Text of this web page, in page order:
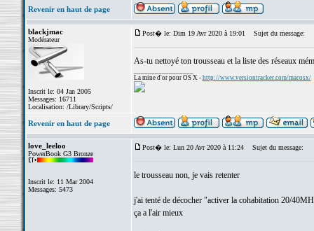
Revenir en haut de page
blackjmac
Modérateur
Inscrit le: 04 Jan 2005
Messages: 16711
Localisation: /Library/Scripts/
Post� le: Dim 19 Avr 2020 à 19:01 Sujet du message:
As-tu nettoyé ton trousseau et la liste des réseaux
La mine d'or pour OS X - http://www.versiontracker.com/macosx/
Revenir en haut de page
love_leeloo
PowerBook G3 Bronze
Inscrit le: 11 Mar 2004
Messages: 5473
Post� le: Lun 20 Avr 2020 à 11:24 Sujet du message:
le trousseau non, je vais retenter
j'ai tenté de décocher "activer la cohabitation 20/
ça a l'air mieux